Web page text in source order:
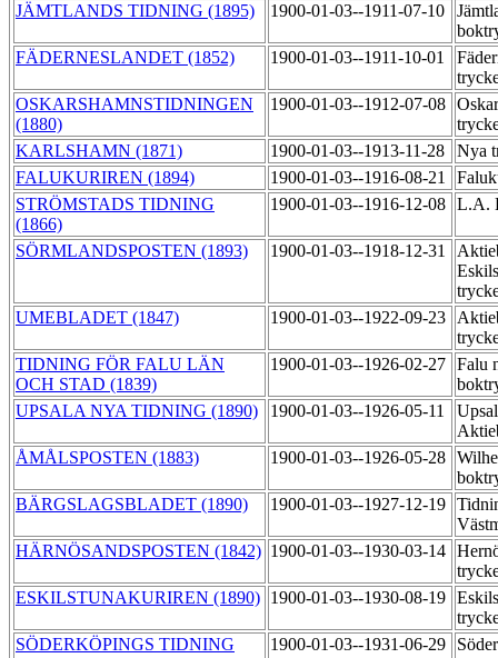
JÄMTLANDS TIDNING (1895)
1900-01-03--1911-07-10
FÄDERNESLANDET (1852)
1900-01-03--1911-10-01
OSKARSHAMNSTIDNINGEN
(1880)
1900-01-03--1912-07-08
KARLSHAMN (1871)
1900-01-03--1913-11-28
Nya
FALUKURIREN (1894)
1900-01-03--1916-08-21
STRÖMSTADS TIDNING
(1866)
1900-01-03--1916-12-08 L.A.
SÖRMLANDSPOSTEN (1893) 1900-01-03--1918-12-31
UMEBLADET (1847)
1900-01-03--1922-09-23
TIDNING FÖR FALU LÄN
OCH STAD (1839)
1900-01-03--1926-02-27 Falu
UPSALA NYA TIDNING (1890)
1900-01-03--1926-05-11
ÅMÅLSPOSTEN (1883)
1900-01-03--1926-05-28
BÄRGSLAGSBLADET (1890)
1900-01-03--1927-12-19
HÄRNÖSANDSPOSTEN (1842) 1900-01-03--1930-03-14
ESKILSTUNAKURIREN (1890) 1900-01-03--1930-08-19
SÖDERKÖPINGS TIDNING
1900-01-03--1931-06-29